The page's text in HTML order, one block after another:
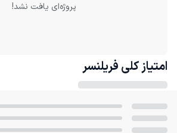
پروژه‌ای یافت نشد!
امتیاز کلی فریلنسر